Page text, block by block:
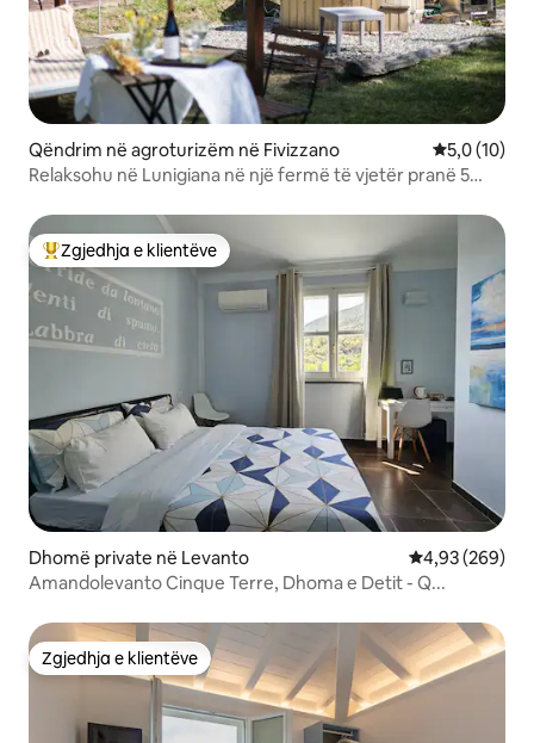
Qëndrim në agroturizëm në Fivizzano Vlerësimi
5,0 (10)
Relaksohu në Lunigiana në një fermë të vjetër pranë 5
Më të mirat e zgjedhjeve të klientëve
Zgjedhja e klientëve
Dhomë private në Levanto Vlerësimi
4,93 (269)
Amandolevanto Cinque Terre, Dhoma e Detit - Q...
Zgjedhja e klientëve
Zgjedhja e klientëve